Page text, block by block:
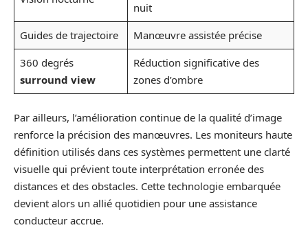
nuit
Guides de trajectoire
Manœuvre assistée précise
360 degrés
surround view
Réduction significative des
zones d’ombre
Par ailleurs, l’amélioration continue de la qualité d’image
renforce la précision des manœuvres. Les moniteurs haute
définition utilisés dans ces systèmes permettent une clarté
visuelle qui prévient toute interprétation erronée des
distances et des obstacles. Cette technologie embarquée
devient alors un allié quotidien pour une assistance
conducteur accrue.